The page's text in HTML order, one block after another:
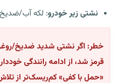
نشتی زیر خودرو: لکه آب/
خطر: اگر نشتی شدید ضدیخ/
قرمز شد، از ادامه رانندگی
«حمل با کفی» کم‌ریسک‌تر از